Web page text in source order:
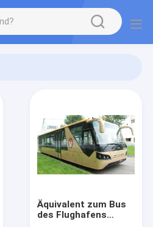
Äquivalent zum Bus
des Flughafens